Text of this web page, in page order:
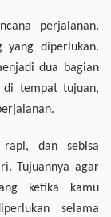
perjalanan,
yang diperlukan.
dua bagian
di tempat tujuan,
rapi, dan sebisa
Tujuannya agar
ketika kamu
selama